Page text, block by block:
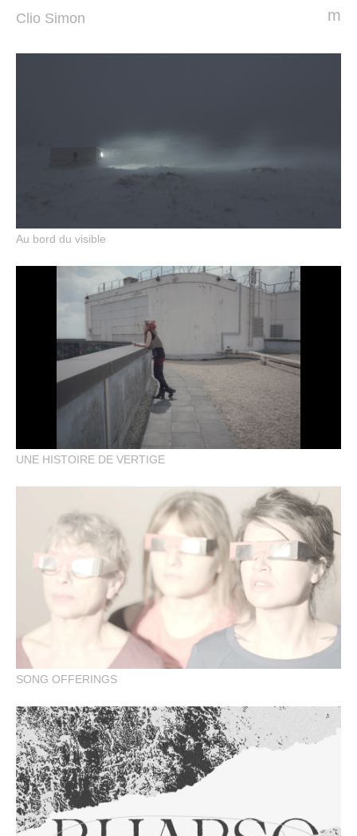
Clio Simon m
Au bord du visible
UNE HISTOIRE DE VERTIGE
SONG OFFERINGS